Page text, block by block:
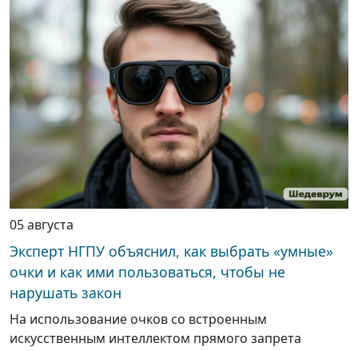
05 августа
Эксперт НГПУ объяснил, как выбрать «умные»
очки и как ими пользоваться, чтобы не
нарушать закон
На использование очков со встроенным
искусственным интеллектом прямого запрета